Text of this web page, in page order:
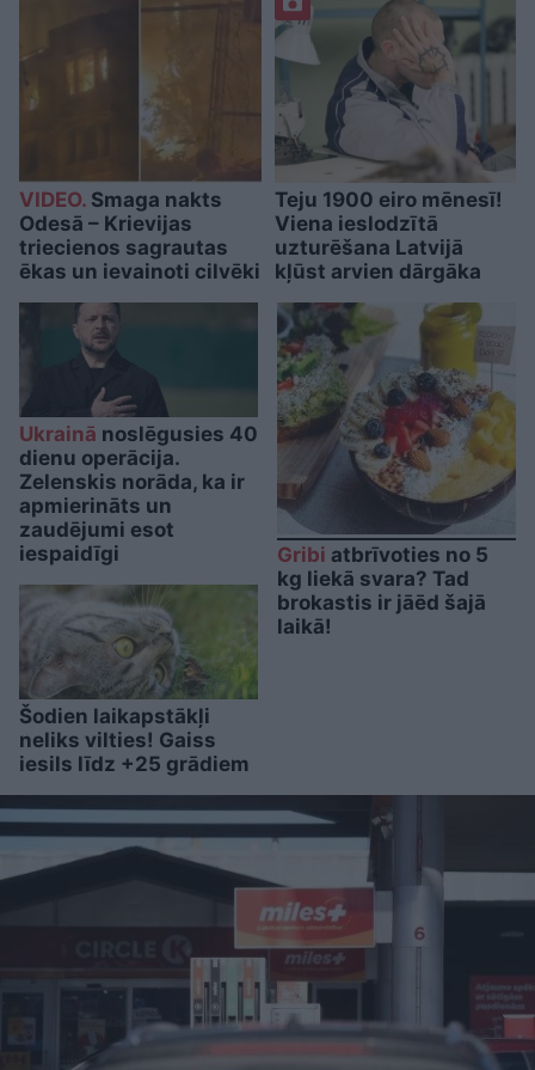
VIDEO. Smaga nakts
Odesā – Krievijas
triecienos sagrautas
ēkas un ievainoti cilvēki
Teju 1900 eiro mēnesī!
Viena ieslodzītā
uzturēšana Latvijā
kļūst arvien dārgāka
Ukrainā noslēgusies 40
dienu operācija.
Zelenskis norāda, ka ir
apmierināts un
zaudējumi esot
iespaidīgi
Šodien laikapstākļi
neliks vilties! Gaiss
iesils līdz +25 grādiem
Gribi atbrīvoties no 5
kg liekā svara? Tad
brokastis ir jāēd šajā
laikā!